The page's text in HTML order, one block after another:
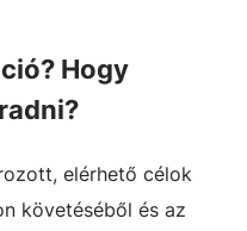
Hogy
elérhető célok
követéséből és az